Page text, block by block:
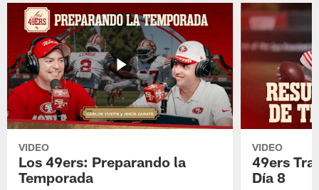
VIDEO
Los 49ers: Preparando la
Temporada
VIDEO
49ers
Día 8